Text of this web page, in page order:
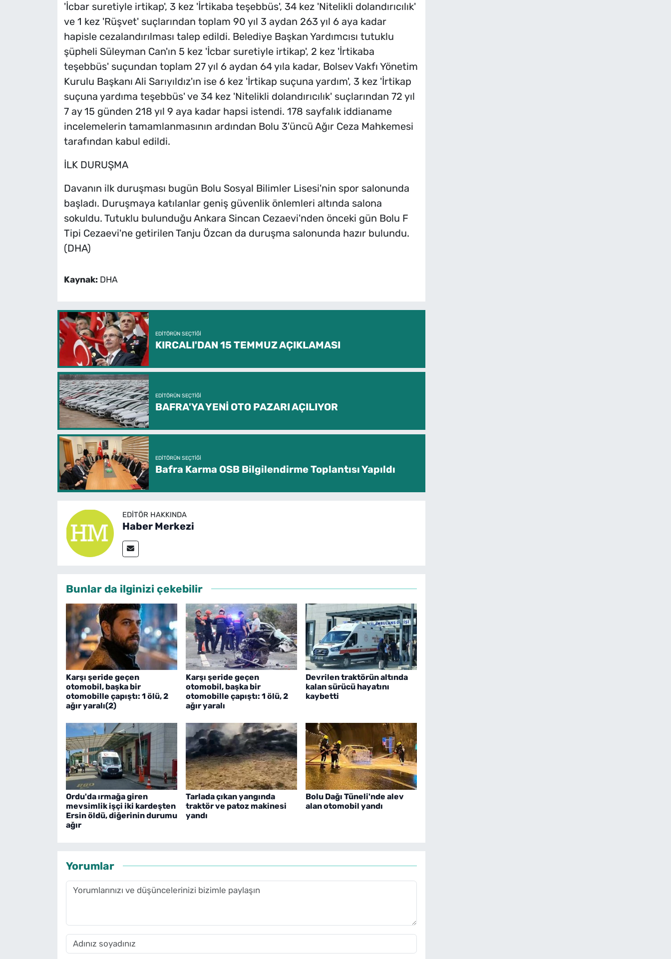
'İcbar suretiyle irtikap', 3 kez 'İrtikaba teşebbüs', 34 kez 'Nitelikli dolandırıcılık'
ve 1 kez 'Rüşvet' suçlarından toplam 90 yıl 3 aydan 263 yıl 6 aya kadar
hapisle cezalandırılması talep edildi. Belediye Başkan Yardımcısı tutuklu
şüpheli Süleyman Can'ın 5 kez 'İcbar suretiyle irtikap', 2 kez 'İrtikaba
teşebbüs' suçundan toplam 27 yıl 6 aydan 64 yıla kadar, Bolsev Vakfı Yönetim
Kurulu Başkanı Ali Sarıyıldız'ın ise 6 kez 'İrtikap suçuna yardım', 3 kez 'İrtikap
suçuna yardıma teşebbüs' ve 34 kez 'Nitelikli dolandırıcılık' suçlarından 72 yıl
7 ay 15 günden 218 yıl 9 aya kadar hapsi istendi. 178 sayfalık iddianame
incelemelerin tamamlanmasının ardından Bolu 3'üncü Ağır Ceza Mahkemesi
tarafından kabul edildi.
İLK DURUŞMA
Davanın ilk duruşması bugün Bolu Sosyal Bilimler Lisesi'nin spor salonunda
başladı. Duruşmaya katılanlar geniş güvenlik önlemleri altında salona
sokuldu. Tutuklu bulunduğu Ankara Sincan Cezaevi'nden önceki gün Bolu F
Tipi Cezaevi'ne getirilen Tanju Özcan da duruşma salonunda hazır bulundu.
(DHA)
Kaynak: DHA
EDITÖRÜN SEÇTIĞI
KIRCALI'DAN 15 TEMMUZ AÇIKLAMASI
EDITÖRÜN SEÇTIĞI
BAFRA'YA YENİ OTO PAZARI AÇILIYOR
EDITÖRÜN SEÇTIĞI
Bafra Karma OSB Bilgilendirme Toplantısı Yapıldı
EDITÖR HAKKINDA
Haber Merkezi
Bunlar da ilginizi çekebilir
Karşı şeride geçen
otomobil, başka bir
otomobille çapıştı: 1 ölü, 2
ağır yaralı(2)
Karşı şeride geçen
otomobil, başka bir
otomobille çapıştı: 1 ölü, 2
ağır yaralı
Devrilen traktörün altında
kalan sürücü hayatını
kaybetti
Ordu'da ırmağa giren
mevsimlik işçi iki kardeşten
Ersin öldü, diğerinin durumu
ağır
Tarlada çıkan yangında
traktör ve patoz makinesi
yandı
Bolu Dağı Tüneli'nde alev
alan otomobil yandı
Yorumlar